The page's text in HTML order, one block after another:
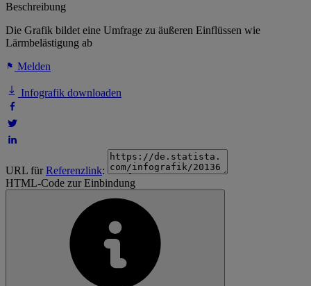
Beschreibung
Die Grafik bildet eine Umfrage zu äußeren Einflüssen wie
Lärmbelästigung ab
Melden
Infografik downloaden
URL fürReferenzlink:
HTML-Code zur Einbindung